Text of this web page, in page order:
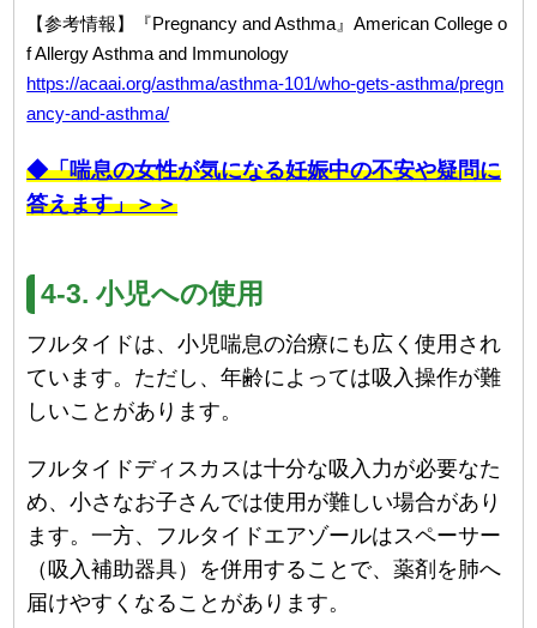
【参考情報】『Pregnancy and Asthma』American College o
f Allergy Asthma and Immunology
https://acaai.org/asthma/asthma-101/who-gets-asthma/pregn
ancy-and-asthma/
◆「喘息の女性が気になる妊娠中の不安や疑問に
答えます」＞＞
4-3. 小児への使用
フルタイドは、小児喘息の治療にも広く使用され
ています。ただし、年齢によっては吸入操作が難
しいことがあります。
フルタイドディスカスは十分な吸入力が必要なた
め、小さなお子さんでは使用が難しい場合があり
ます。一方、フルタイドエアゾールはスペーサー
（吸入補助器具）を併用することで、薬剤を肺へ
届けやすくなることがあります。